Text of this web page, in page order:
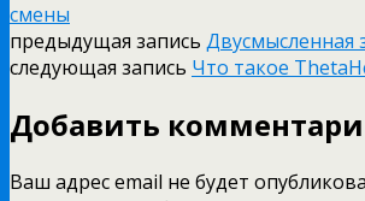
смены
предыдущая запись Двусмысленная
следующая запись Что такое
Добавить
Ваш адрес email не будет